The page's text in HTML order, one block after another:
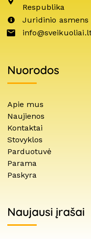
Respublika
Juridinio asmens
Nuorodos
Apie mus
Naujienos
Kontaktai
Stovyklos
Parduotuvė
Parama
Paskyra
Naujausi įrašai